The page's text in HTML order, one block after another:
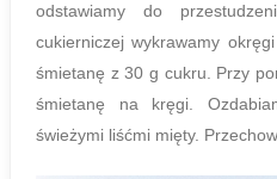
odstawiamy do
cukierniczej wykrawamy
śmietanę z 30 g cukru. Przy
śmietanę na kręgi.
świeżymi liśćmi mięty.